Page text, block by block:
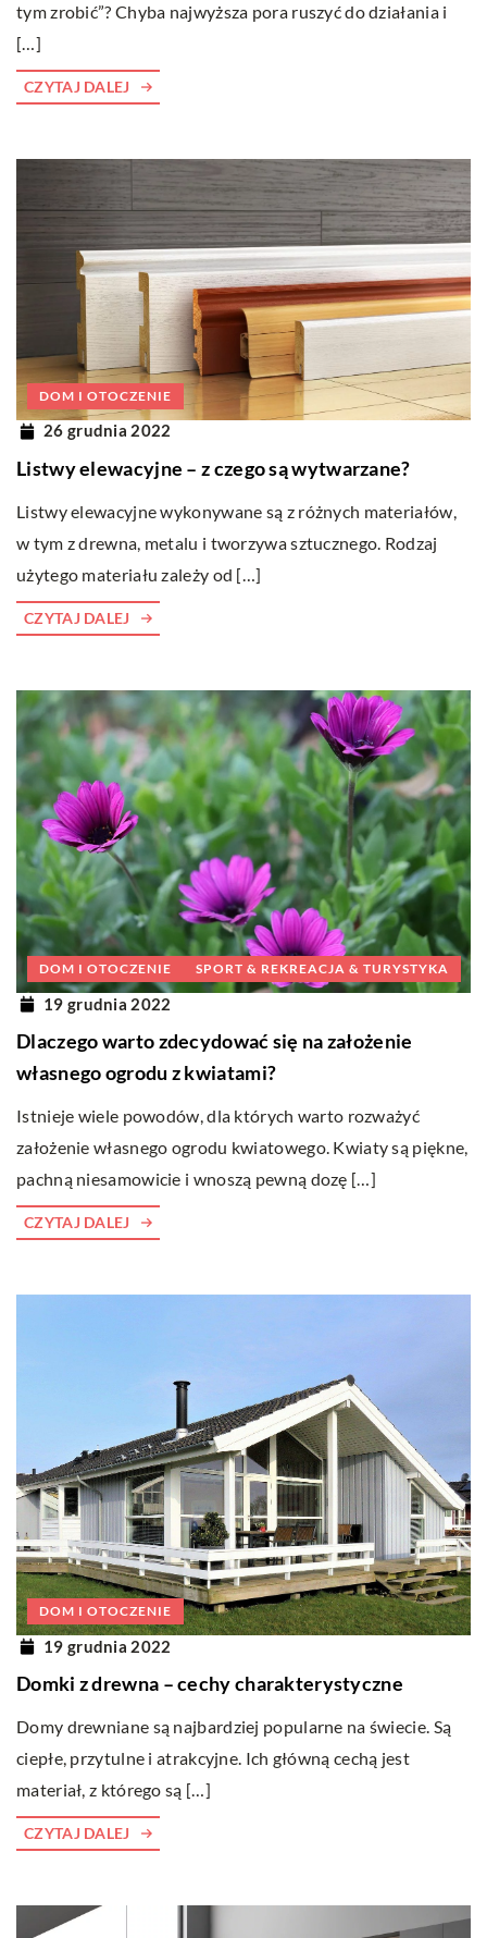
tym zrobić”? Chyba najwyższa pora ruszyć do działania i
[…]
CZYTAJ DALEJ
DOM I OTOCZENIE
26 grudnia 2022
Listwy elewacyjne – z czego są wytwarzane?
Listwy elewacyjne wykonywane są z różnych materiałów,
w tym z drewna, metalu i tworzywa sztucznego. Rodzaj
użytego materiału zależy od […]
CZYTAJ DALEJ
DOM I OTOCZENIE SPORT & REKREACJA & TURYSTYKA
19 grudnia 2022
Dlaczego warto zdecydować się na założenie
własnego ogrodu z kwiatami?
Istnieje wiele powodów, dla których warto rozważyć
założenie własnego ogrodu kwiatowego. Kwiaty są piękne,
pachną niesamowicie i wnoszą pewną dozę […]
CZYTAJ DALEJ
DOM I OTOCZENIE
19 grudnia 2022
Domki z drewna – cechy charakterystyczne
Domy drewniane są najbardziej popularne na świecie. Są
ciepłe, przytulne i atrakcyjne. Ich główną cechą jest
materiał, z którego są […]
CZYTAJ DALEJ